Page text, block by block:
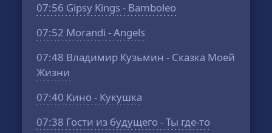
07:56 Gipsy Kings - Bamboleo
07:52 Morandi - Angels
07:48 Владимир Кузьмин - Сказка Моей
Жизни
07:40 Кино - Кукушка
07:38 Гости из будущего - Ты где-то